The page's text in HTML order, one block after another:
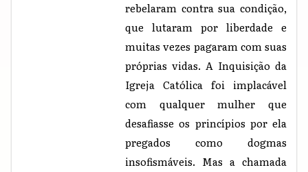
rebelaram contra sua condição,
que lutaram por liberdade e
muitas vezes pagaram com suas
próprias vidas. A Inquisição da
Igreja Católica foi implacável
com qualquer mulher que
desafiasse os princípios por ela
pregados como dogmas
insofismáveis. Mas a chamada